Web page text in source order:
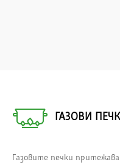
ГАЗОВИ
Газовите печки